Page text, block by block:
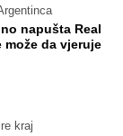
napušta Real
može da vjeruje
kraj